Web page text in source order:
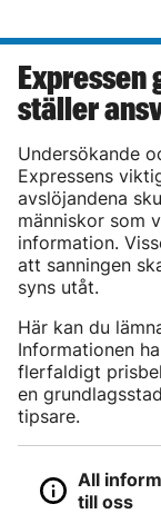
Expressen
ställer
Undersökande
Expressens
avslöjandena
människor som
information.
att sanningen
syns utåt.
Här kan du
Informationen
flerfaldigt
en
tipsare.
All
till oss